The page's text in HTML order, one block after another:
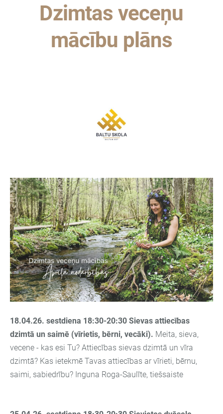
Dzimtas veceņu
mācību plāns
18.04.26. sestdiena 18:30-20:30 Sievas attiecības
dzimtā un saimē (vīrietis, bērni, vecāki). Meita, sieva,
vecene - kas esi Tu? Attiecības sievas dzimtā un vīra
dzimtā? Kas ietekmē Tavas attiecības ar vīrieti, bērnu,
saimi, sabiedrību? Inguna Roga-Saulīte, tiešsaiste